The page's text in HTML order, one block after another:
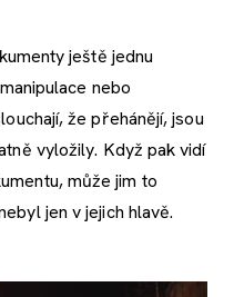
ještě jednu
nebo
že přehánějí, jsou
vyložily. Když pak vidí
může jim to
jen v jejich hlavě.